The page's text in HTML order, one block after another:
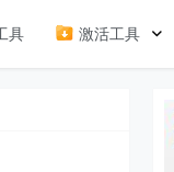
具 激活工具